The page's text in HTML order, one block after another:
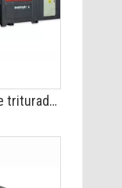
ENERPAT Fabricante de trituradoras de bloques de motor